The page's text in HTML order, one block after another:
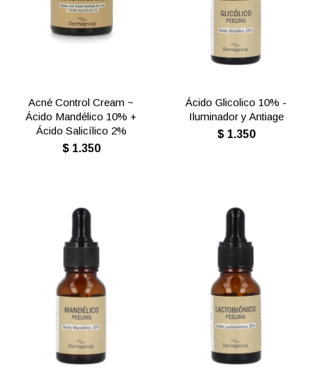
Acné Control Cream ~
Ácido Mandélico 10% +
Ácido Salicílico 2%
$ 1.350
Ácido Glicolico 10% -
Iluminador y Antiage
$ 1.350